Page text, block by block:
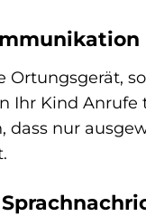
Ortungsgerät,
Ihr Kind Anrufe
dass nur